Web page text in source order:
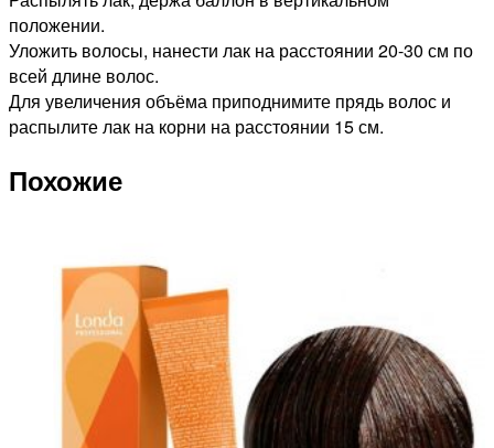
положении.
Уложить волосы, нанести лак на расстоянии 20-30 см по
всей длине волос.
Для увеличения объёма приподнимите прядь волос и
распылите лак на корни на расстоянии 15 см.
Похожие